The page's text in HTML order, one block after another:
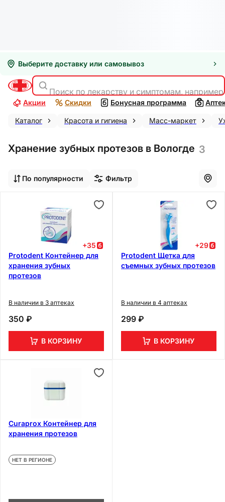
Выберите доставку или самовывоз
Поиск по лекарству и симптомам,
Акции Скидки Бонусная программа
Каталог Красота и гигиена Масс-маркет
Хранение зубных протезов в Вологде 3
По популярности Фильтр
+35
Protodent Контейнер для
хранения зубных
протезов
В наличии в 3 аптеках
350 ₽
В КОРЗИНУ
+29
Protodent Щетка для
съемных зубных протезов
В наличии в 4 аптеках
299 ₽
В КОРЗИНУ
Curaprox Контейнер для
хранения протезов
НЕТ В РЕГИОНЕ